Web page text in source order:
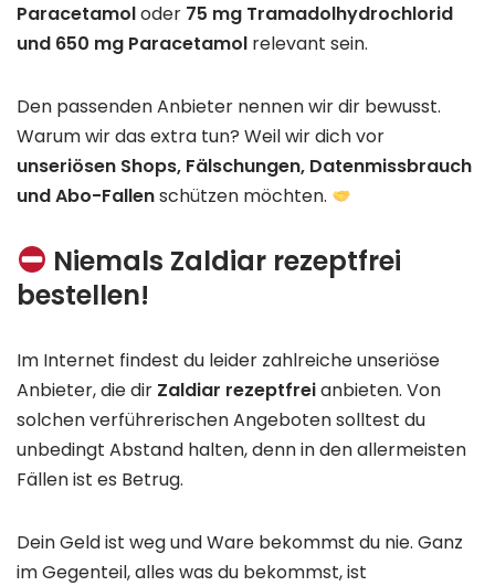
Paracetamoloder 75 mg Tramadolhydrochlorid
und 650 mg Paracetamol relevant sein.
Den passenden Anbieter nennen wir dir bewusst.
Warum wir das extra tun? Weil wir dich vor
unseriösen Shops, Fälschungen, Datenmissbrauch
und Abo-Fallenschützen möchten.
Niemals Zaldiar rezeptfrei
bestellen!
Im Internet findest du leider zahlreiche unseriöse
Anbieter, die dir Zaldiar rezeptfreianbieten. Von
solchen verführerischen Angeboten solltest du
unbedingt Abstand halten, denn in den allermeisten
Fällen ist es Betrug.
Dein Geld ist weg und Ware bekommst du nie. Ganz
im Gegenteil, alles was du bekommst, ist